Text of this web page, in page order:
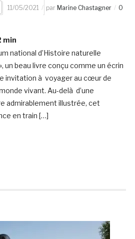
11/05/2021 par Marine Chastagner
0
min
national d’Histoire naturelle
un beau livre conçu comme un écrin
invitation à voyager au cœur de
vivant. Au-delà d’une
admirablement illustrée, cet
en train […]